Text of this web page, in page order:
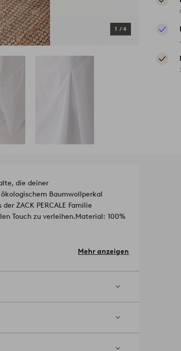
1 /4
die deiner
Baumwollperkal
ZACK PERCALE Familie
Touch zu verleihen.Material: 100%
(Thread Count) wird die Anzahl der
Mehr anzeigen